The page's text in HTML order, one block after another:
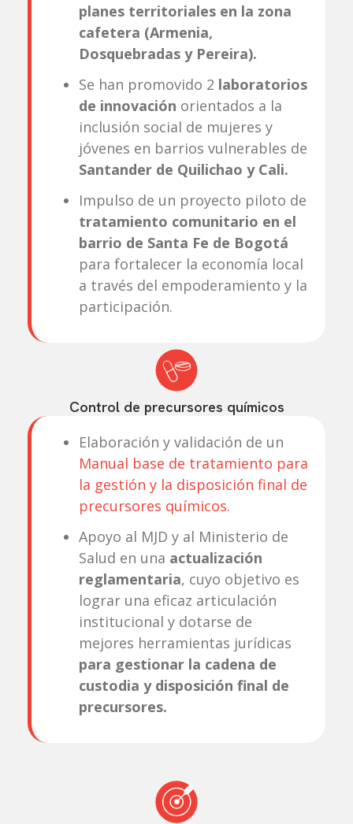
planes territoriales en la zona
cafetera (Armenia,
Dosquebradas y Pereira).
Se han promovido 2 laboratorios
de innovación orientados a la
inclusión social de mujeres y
jóvenes en barrios vulnerables de
Santander de Quilichao y Cali.
Impulso de un proyecto piloto de
tratamiento comunitario en el
barrio de Santa Fe de Bogotá
para fortalecer la economía local
a través del empoderamiento y la
participación.
Control de precursores químicos
Elaboración y validación de un
Manual base de tratamiento para
la gestión y la disposición final de
precursores químicos.
Apoyo al MJD y al Ministerio de
Salud en una actualización
reglamentaria, cuyo objetivo es
lograr una eficaz articulación
institucional y dotarse de
mejores herramientas jurídicas
para gestionar la cadena de
custodia y disposición final de
precursores.